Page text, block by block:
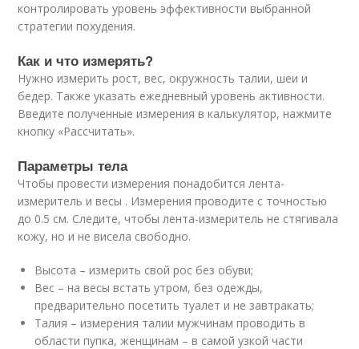
контролировать уровень эффективности выбранной
стратегии похудения.
Как и что измерять?
Нужно измерить рост, вес, окружность талии, шеи и
бедер. Также указать ежедневный уровень активности.
Введите полученные измерения в калькулятор, нажмите
кнопку «Рассчитать».
Параметры тела
Чтобы провести измерения понадобится лента-
измеритель и весы . Измерения проводите с точностью
до 0.5 см. Следите, чтобы лента-измеритель не стягивала
кожу, но и не висела свободно.
Высота – измерить свой рос без обуви;
Вес – на весы встать утром, без одежды,
предварительно посетить туалет и не завтракать;
Талия – измерения талии мужчинам проводить в
области пупка, женщинам – в самой узкой части